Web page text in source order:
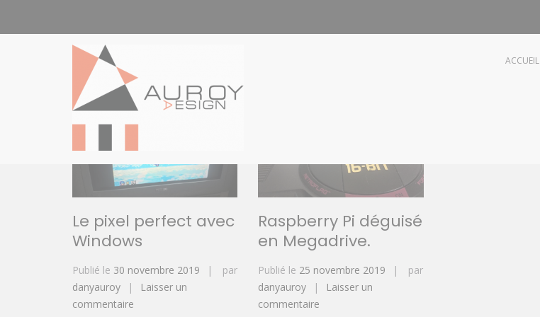
contenu
ACCUEIL
Catégorie :Bidouille
Le pixel perfect avec
Windows
Publié le 30 novembre 2019
par
danyauroy
Laisser un
commentaire
Raspberry Pi déguisé
en Megadrive.
Publié le 25 novembre 2019
par
danyauroy
Laisser un
commentaire